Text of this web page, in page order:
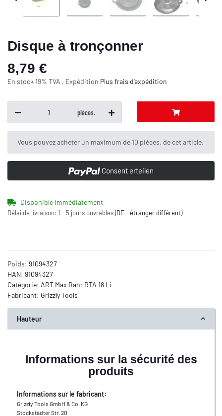
Disque à tronçonner
8,79 €
En stock 19% TVA , Expédition Plus frais d'expédition
pièces.
x
Vous pouvez acheter un maximum de 10 pièces. de cet article.
Consent erteilen
Disponible immédiatement
Délai de livraison: 1 - 5 jours ouvrables(DE - étranger différent)
Poids: 91094327
HAN: 91094327
Catégorie: ART Max Bahr RTA 18 Li
Fabricant: Grizzly Tools
Hauteur
Informations sur la sécurité des
produits
Informations sur le fabricant:
Grizzly Tools GmbH & Co. KG
Stockstädter Str. 20